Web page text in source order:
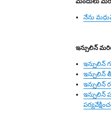
నేను
ఇన్సులిన్
ఇన్సులిన్
ఇన్సులిన్
ఇన్సులిన్
ఇన్సులిన్